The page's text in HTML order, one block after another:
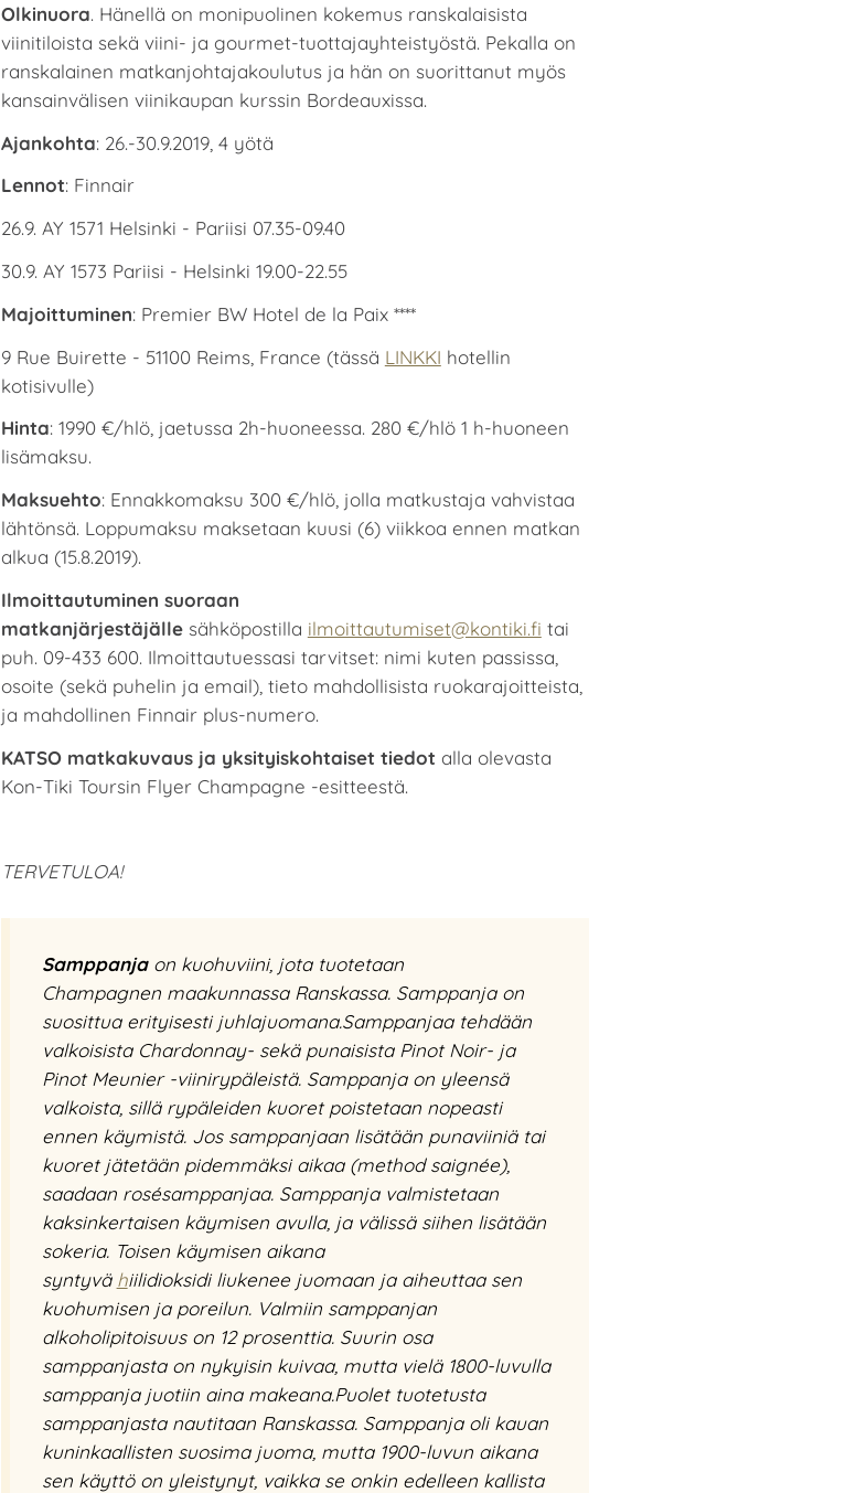
Olkinuora. Hänellä on monipuolinen kokemus ranskalaisista
viinitiloista sekä viini- ja gourmet-tuottajayhteistyöstä. Pekalla on
ranskalainen matkanjohtajakoulutus ja hän on suorittanut myös
kansainvälisen viinikaupan kurssin Bordeauxissa.
Ajankohta: 26.-30.9.2019, 4 yötä
Lennot: Finnair
26.9. AY 1571 Helsinki - Pariisi 07.35-09.40
30.9. AY 1573 Pariisi - Helsinki 19.00-22.55
Majoittuminen: Premier BW Hotel de la Paix ****
9 Rue Buirette - 51100 Reims, France (tässä LINKKI hotellin
kotisivulle)
Hinta: 1990 €/hlö, jaetussa 2h-huoneessa. 280 €/hlö 1 h-huoneen
lisämaksu.
Maksuehto: Ennakkomaksu 300 €/hlö, jolla matkustaja vahvistaa
lähtönsä. Loppumaksu maksetaan kuusi (6) viikkoa ennen matkan
alkua (15.8.2019).
Ilmoittautuminen suoraan
matkanjärjestäjällesähköpostilla ilmoittautumiset@kontiki.fi tai
puh. 09-433 600. Ilmoittautuessasi tarvitset: nimi kuten passissa,
osoite (sekä puhelin ja email), tieto mahdollisista ruokarajoitteista,
ja mahdollinen Finnair plus-numero.
KATSO matkakuvaus ja yksityiskohtaiset tiedot alla olevasta
Kon-Tiki Toursin Flyer Champagne -esitteestä.
TERVETULOA!
Samppanjaon kuohuviini, jota tuotetaan
Champagnen maakunnassa Ranskassa. Samppanja on
suosittua erityisesti juhlajuomana.Samppanjaa tehdään
valkoisista Chardonnay- sekä punaisista Pinot Noir- ja
Pinot Meunier -viinirypäleistä. Samppanja on yleensä
valkoista, sillä rypäleiden kuoret poistetaan nopeasti
ennen käymistä. Jos samppanjaan lisätään punaviiniä tai
kuoret jätetään pidemmäksi aikaa (method saignée),
saadaan rosésamppanjaa. Samppanja valmistetaan
kaksinkertaisen käymisen avulla, ja välissä siihen lisätään
sokeria. Toisen käymisen aikana
syntyvä hiilidioksidi liukenee juomaan ja aiheuttaa sen
kuohumisen ja poreilun. Valmiin samppanjan
alkoholipitoisuus on 12 prosenttia. Suurin osa
samppanjasta on nykyisin kuivaa, mutta vielä 1800-luvulla
samppanja juotiin aina makeana.Puolet tuotetusta
samppanjasta nautitaan Ranskassa. Samppanja oli kauan
kuninkaallisten suosima juoma, mutta 1900-luvun aikana
sen käyttö on yleistynyt, vaikka se onkin edelleen kallista